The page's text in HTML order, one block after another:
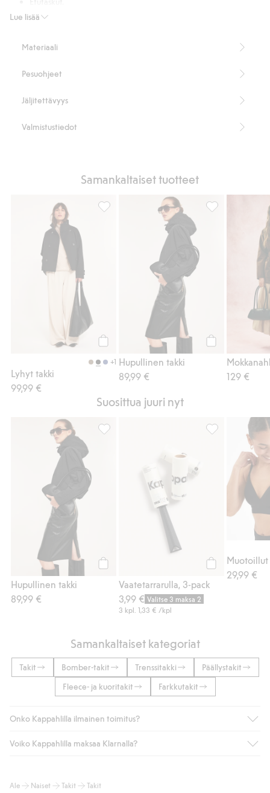
Lue lisääLaskokset hihoissa ja selässä.
80 % kierrätettyä polyesteriä.
Kierrätettyä polyesteria sisältävä sekoitekangas
Materiaali
Pesuohjeet
Jäljitettävyys
Valmistustiedot
Samankaltaiset tuotteet
+1
Lyhyt takki
99,99 €
Lyhyt takki, Lisää suosikkeihin
Hupullinen takki
89,99 €
Hupullinen
129 €
Suosittua juuri nyt
Hupullinen takki
89,99 €
Vaatetarrarulla, 3-pack
3,99 € Valitse 3 maksa 2
3 kpl.1,33 € /kpl
29,99 €
Samankaltaiset kategoriat
Takit Bomber-takit Trenssitakki
Päällystakit
Fleece- ja kuoritakit
Farkkutakit
Onko Kappahlilla ilmainen toimitus?
Jos olet Kappahl Clubin jäsen, saat aina ilmaisen toimituksen
kotiinkuljetusta). Toimituskulut poistuvat automaattisesti, kun
Voiko Kappahlilla maksaa Klarnalla?
maksutavat, kuten laskun, sekä muita maksuvaihtoehtoja.
Ale Naiset Takit Takit